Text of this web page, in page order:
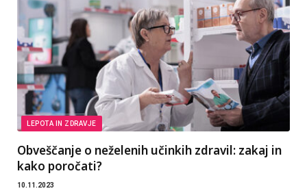
LEPOTA IN ZDRAVJE
Obveščanje o neželenih učinkih zdravil: zakaj in
kako poročati?
10.11.2023